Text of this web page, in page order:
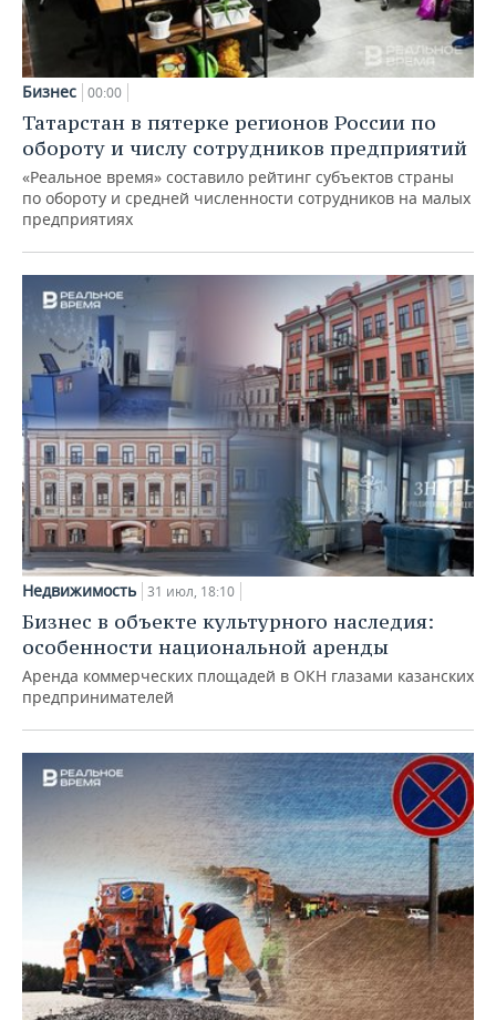
Бизнес 00:00
Татарстан в пятерке регионов России по
обороту и числу сотрудников предприятий
«Реальное время» составило рейтинг субъектов страны
по обороту и средней численности сотрудников на малых
предприятиях
Недвижимость 31 июл, 18:10
Бизнес в объекте культурного наследия:
особенности национальной аренды
Аренда коммерческих площадей в ОКН глазами казанских
предпринимателей